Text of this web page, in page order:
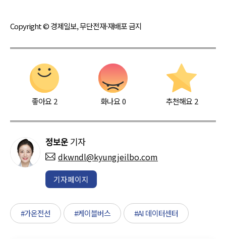
Copyright © 경제일보, 무단전재·재배포 금지
좋아요 2 화나요0 추천해요 2
정보운 기자
dkwndl@kyungjeilbo.com
기자페이지
#가온전선 #케이블버스 #AI 데이터센터